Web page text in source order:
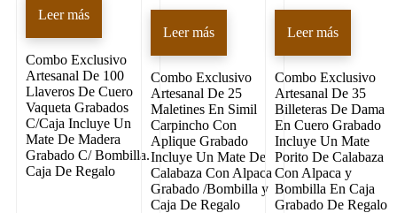
Leer más
Combo Exclusivo
Artesanal De 100
Llaveros De Cuero
Vaqueta Grabados
C/Caja Incluye Un
Mate De Madera
Grabado C/ Bombilla.
Caja De Regalo
Leer más
Combo Exclusivo
Artesanal De 25
Maletines En Simil
Carpincho Con
Aplique Grabado
Incluye Un Mate De
Calabaza Con Alpaca
Grabado /Bombilla y
Caja De Regalo
Leer más
Combo Exclusivo
Artesanal De 35
Billeteras De Dama
En Cuero Grabado
Incluye Un Mate
Porito De Calabaza
Con Alpaca y
Bombilla En Caja
Grabado De Regalo